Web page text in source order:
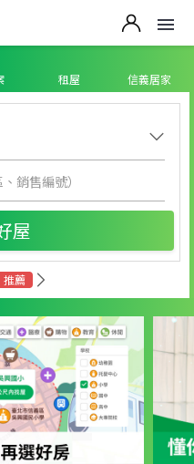
租屋 信義居家
屋
推薦